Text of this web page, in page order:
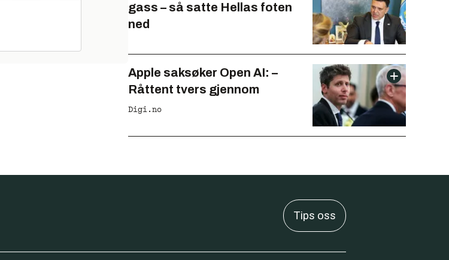
gass – så satte Hellas foten
ned
Apple saksøker Open AI: –
Råttent tvers gjennom
Digi.no
Tips oss